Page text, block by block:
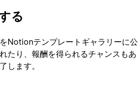
る
Notionテンプレートギャラリーに
たり、報酬を得られるチャンスもあ
します。